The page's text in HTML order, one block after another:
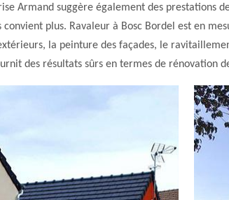
Armand suggère également des
convient plus. Ravaleur à Bosc Bordel est en
la peinture des façades, le
des résultats sûrs en termes de rénovation